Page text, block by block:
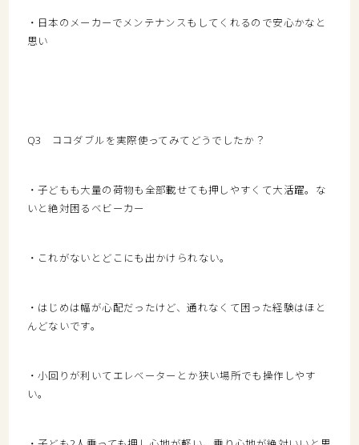
・日本のメーカーでメンテナンスもしてくれるので安心かなと
思い
Q3 ココダブルを実際使ってみてどうでしたか？
・子どもも大量の荷物も全部載せても押しやすくて大活躍。な
いと絶対困るベビーカー
・これがないとどこにも出かけられない。
・はじめは幅が心配だったけど、通れなくて困った経験はほと
んどないです。
・小回りが利いてエレベーターとか狭い場所でも操作しやす
い。